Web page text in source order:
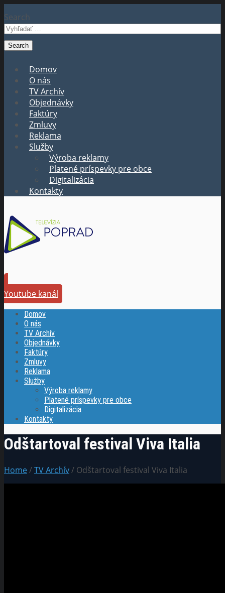
Search
Domov
O nás
TV Archív
Objednávky
Faktúry
Zmluvy
Reklama
Služby
Výroba reklamy
Platené príspevky pre obce
Digitalizácia
Kontakty
Youtube kanál
Domov
O nás
TV Archív
Objednávky
Faktúry
Zmluvy
Reklama
Služby
Výroba reklamy
Platené príspevky pre obce
Digitalizácia
Kontakty
Odštartoval festival Viva Italia
Home/TV Archív/ Odštartoval festival Viva Italia